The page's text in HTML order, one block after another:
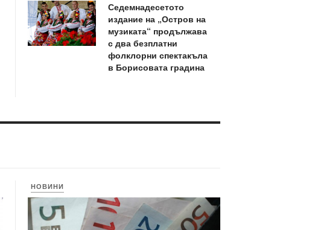
Седемнадесетото
издание на „Остров на
музиката“ продължава
с два безплатни
фолклорни спектакъла
в Борисовата градина
НОВИНИ